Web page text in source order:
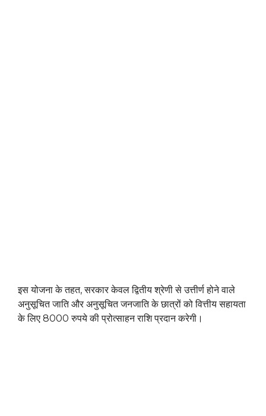
इस योजना के तहत, सरकार केवल द्वितीय श्रेणी से उत्तीर्ण होने वाले
अनुसूचित जाति और अनुसूचित जनजाति के छात्रों को वित्तीय सहायता
के लिए 8000 रुपये की प्रोत्साहन राशि प्रदान करेगी।